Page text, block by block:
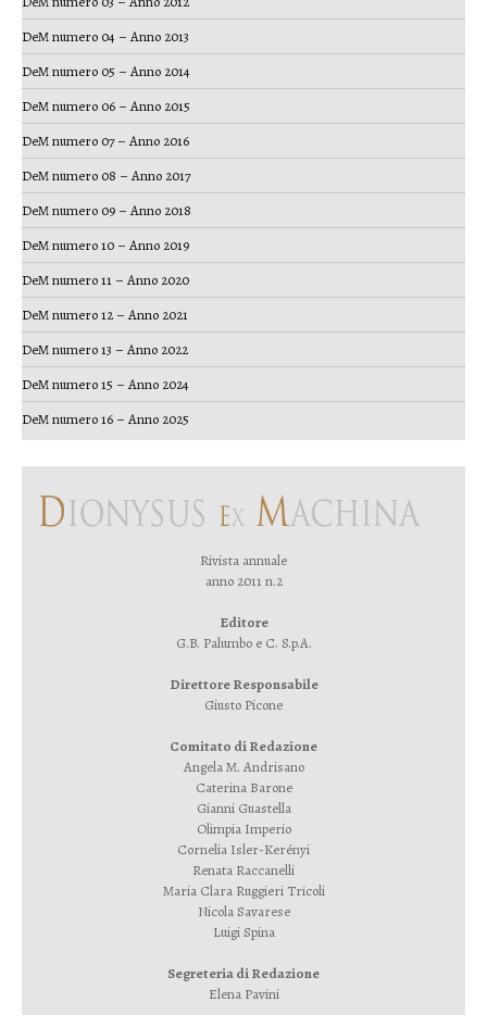
DeM numero 04 – Anno 2013
DeM numero 05 – Anno 2014
DeM numero 06 – Anno 2015
DeM numero 07 – Anno 2016
DeM numero 08 – Anno 2017
DeM numero 09 – Anno 2018
DeM numero 10 – Anno 2019
DeM numero 11 – Anno 2020
DeM numero 12 – Anno 2021
DeM numero 13 – Anno 2022
DeM numero 15 – Anno 2024
DeM numero 16 – Anno 2025
Rivista annuale
anno 2011 n.2
Editore
G.B. Palumbo e C. S.p.A.
Direttore Responsabile
Giusto Picone
Comitato di Redazione
Angela M. Andrisano
Caterina Barone
Gianni Guastella
Olimpia Imperio
Cornelia Isler-Kerényi
Renata Raccanelli
Maria Clara Ruggieri Tricoli
Nicola Savarese
Luigi Spina
Segreteria di Redazione
Elena Pavini